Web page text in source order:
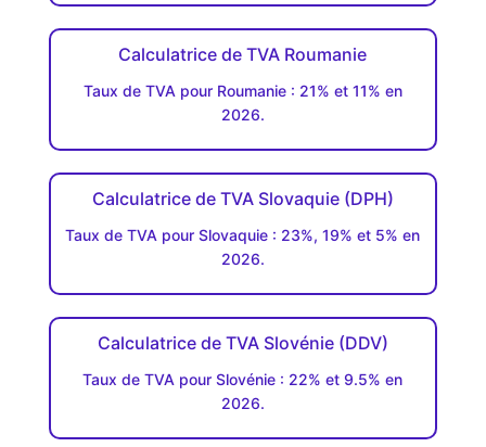
Calculatrice de TVA Roumanie
Taux de TVA pour Roumanie : 21% et 11% en
2026.
Calculatrice de TVA Slovaquie (DPH)
Taux de TVA pour Slovaquie : 23%, 19% et 5% en
2026.
Calculatrice de TVA Slovénie (DDV)
Taux de TVA pour Slovénie : 22% et 9.5% en
2026.